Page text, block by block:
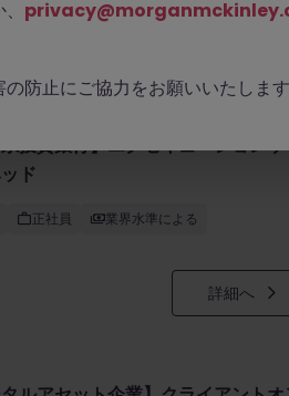
投資銀行】エグゼキューションサ
ド
正社員 業界水準による
詳細へ
防止にご協力をお願いいたします